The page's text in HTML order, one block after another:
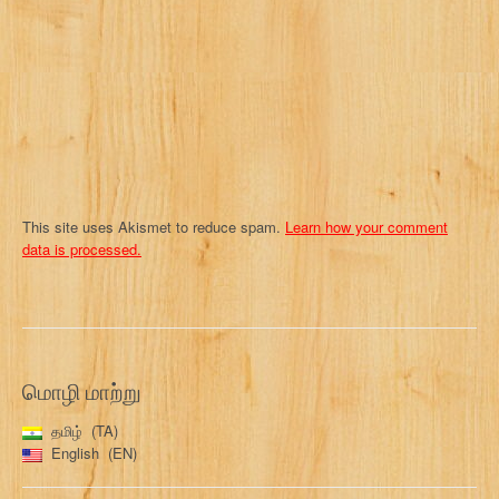
o
This site uses Akismet to reduce spam. Learn how your comment
data is processed.
மொழி மாற்று
தமிழ்
TA
English
EN